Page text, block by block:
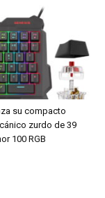
su compacto
zurdo de 39
100 RGB